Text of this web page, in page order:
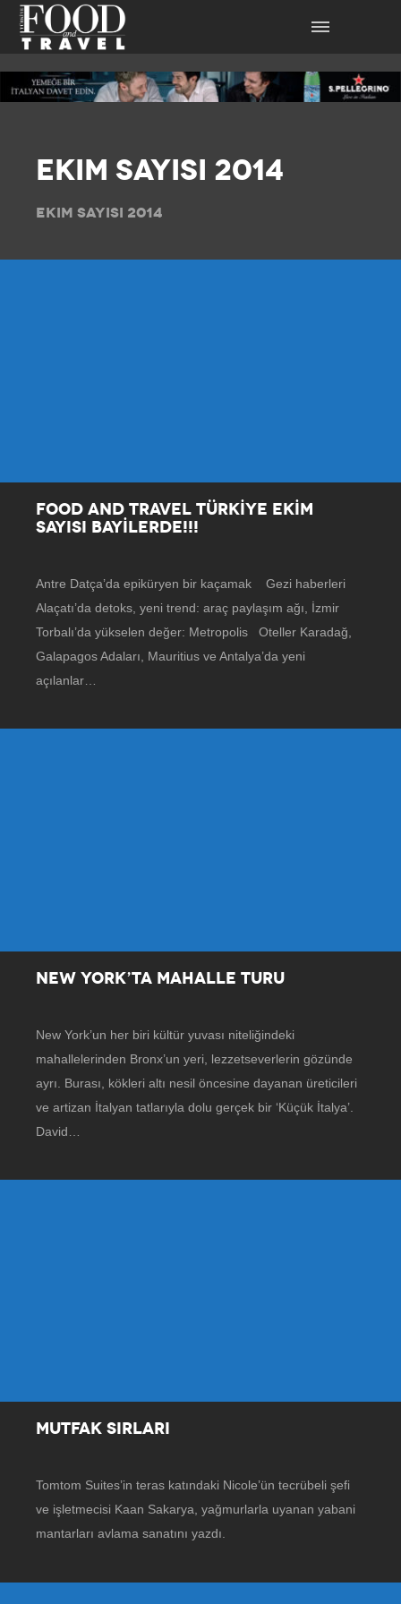
EKIM SAYISI 2014
EKIM SAYISI 2014
FOOD AND TRAVEL TÜRKİYE EKİM
SAYISI BAYİLERDE!!!
Antre Datça’da epiküryen bir kaçamak Gezi haberleri
Alaçatı’da detoks, yeni trend: araç paylaşım ağı, İzmir
Torbalı’da yükselen değer: Metropolis Oteller Karadağ,
Galapagos Adaları, Mauritius ve Antalya’da yeni
açılanlar…
NEW YORK’TA MAHALLE TURU
New York’un her biri kültür yuvası niteliğindeki
mahallelerinden Bronx’un yeri, lezzetseverlerin gözünde
ayrı. Burası, kökleri altı nesil öncesine dayanan üreticileri
ve artizan İtalyan tatlarıyla dolu gerçek bir ‘Küçük İtalya’.
David…
MUTFAK SIRLARI
Tomtom Suites’in teras katındaki Nicole’ün tecrübeli şefi
ve işletmecisi Kaan Sakarya, yağmurlarla uyanan yabani
mantarları avlama sanatını yazdı.